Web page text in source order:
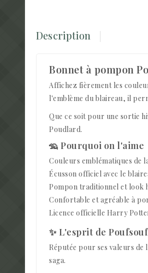
Description
Bonnet à pompon
Affichez fièrement les
l'emblème du blaireau, il
Que ce soit pour une sortie
Poudlard.
🦡 Pourquoi on l'aime
Couleurs emblématiques de
Écusson officiel avec le
Pompon traditionnel et look
Confortable et agréable à
Licence officielle Harry
✨ L'esprit de
Réputée pour ses valeurs
saga.